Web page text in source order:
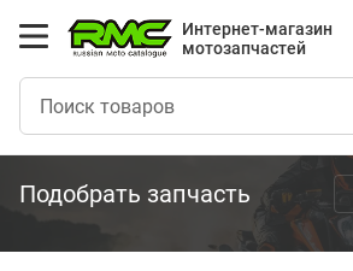
Интернет-магазин
мотозапчастей
Подобрать запчасть